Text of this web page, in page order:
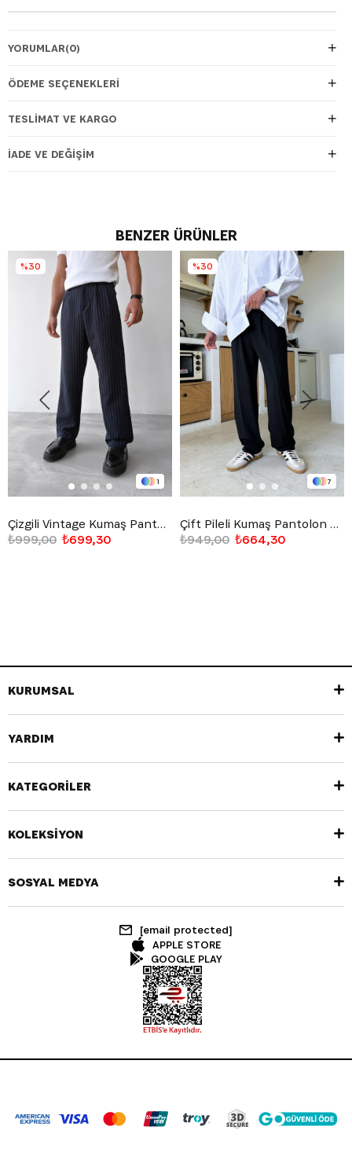
YORUMLAR(0)
ÖDEME SEÇENEKLERI
TESLIMAT VE KARGO
İADE VE DEĞIŞIM
BENZER ÜRÜNLER
1
Çizgili Vintage Kumaş Pantolon Lacivert
₺699,30
₺999,00
%30
7
Çift Pileli Kumaş Pantolon Siyah
₺664,30
₺949,00
%30
KURUMSAL
YARDIM
KATEGORİLER
KOLEKSİYON
SOSYAL MEDYA
[email protected]
APPLE STORE
GOOGLE PLAY